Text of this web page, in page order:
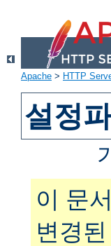
Apache > HTTP
설정
이 문
변경